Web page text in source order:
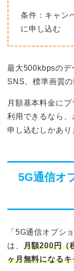
条件：キャン
に申し込む
最大500kbpsのデ
SNS、標準画質
月額基本料金に
利用できるなら
申し込むしかあり
5G通信オ
「5G通信オプシ
は、 月額200円（
ヶ月無料になる